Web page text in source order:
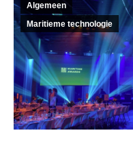
Algemeen
Maritieme technologie